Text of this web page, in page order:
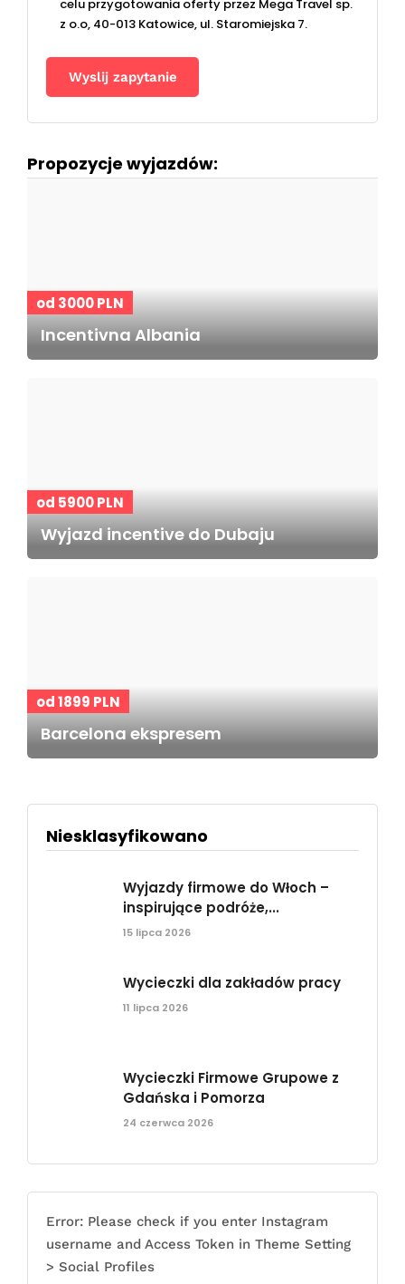
celu przygotowania oferty przez Mega Travel sp.
z o.o, 40-013 Katowice, ul. Staromiejska 7.
Propozycje wyjazdów:
od 3000 PLN
Incentivna Albania
od 5900 PLN
Wyjazd incentive do Dubaju
od 1899 PLN
Barcelona ekspresem
Niesklasyfikowano
Wyjazdy firmowe do Włoch –
inspirujące podróże,...
15 lipca 2026
Wycieczki dla zakładów pracy
11 lipca 2026
Wycieczki Firmowe Grupowe z
Gdańska i Pomorza
24 czerwca 2026
Error: Please check if you enter Instagram
username and Access Token in Theme Setting
> Social Profiles